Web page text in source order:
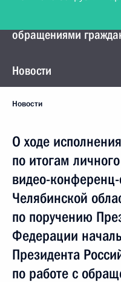
Управление
обращениями
Новости
Новости
О ходе
по итогам
видео-
Челябинской
по поручению
Федерации
Президента
по работе с